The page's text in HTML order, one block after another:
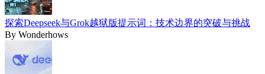
探索Deepseek与Grok越狱版提示词：技术边界的突破与挑战
By Wonderhows